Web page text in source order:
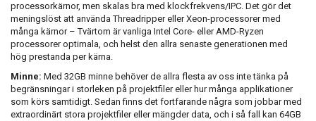
processorkärnor, men skalas bra med klockfrekvens/IPC. Det gör det
meningslöst att använda Threadripper eller Xeon-processorer med
många kärnor – Tvärtom är vanliga Intel Core- eller AMD-Ryzen
processorer optimala, och helst den allra senaste generationen med
hög prestanda per kärna.
Minne: Med 32GB minne behöver de allra flesta av oss inte tänka på
begränsningar i storleken på projektfiler eller hur många applikationer
som körs samtidigt. Sedan finns det fortfarande några som jobbar med
extraordinärt stora projektfiler eller mängder data, och i så fall kan 64GB